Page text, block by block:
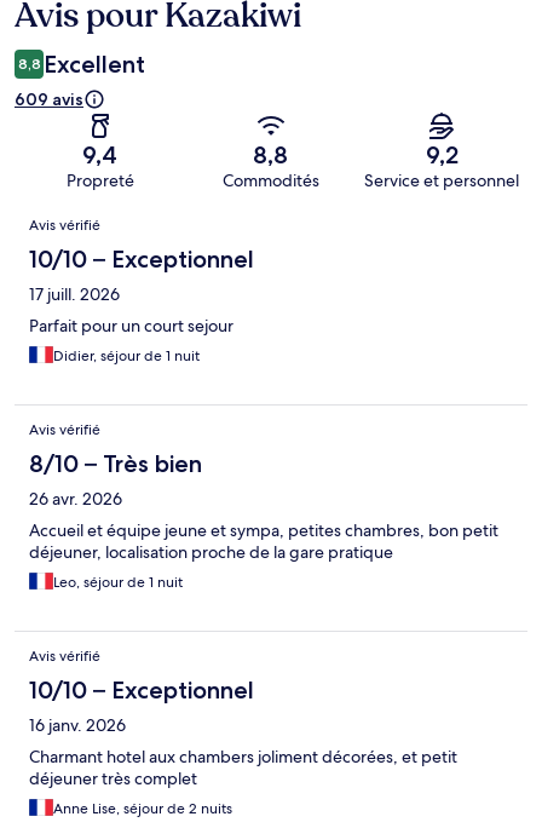
Avis
Avis pour Kazakiwi
8,8 Excellent
609 avis
9,4
Propreté
8,8
Commodités
9,2
Service et personnel
Avis
Avis vérifié
10/10 – Exceptionnel
17 juill. 2026
Parfait pour un court sejour
Didier, séjour de 1 nuit
Avis vérifié
8/10 – Très bien
26 avr. 2026
Accueil et équipe jeune et sympa, petites chambres, bon petit
déjeuner, localisation proche de la gare pratique
Leo, séjour de 1 nuit
Avis vérifié
10/10 – Exceptionnel
16 janv. 2026
Charmant hotel aux chambers joliment décorées, et petit
déjeuner très complet
Anne Lise, séjour de 2 nuits